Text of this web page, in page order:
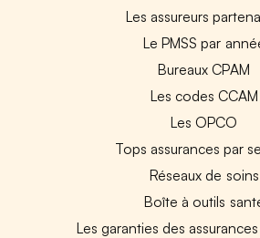
Les assureurs
Le PMSS par
Bureaux CPAM
Les codes CCAM
Les OPCO
Tops assurances par
Réseaux de soins
Boîte à outils
Les garanties des